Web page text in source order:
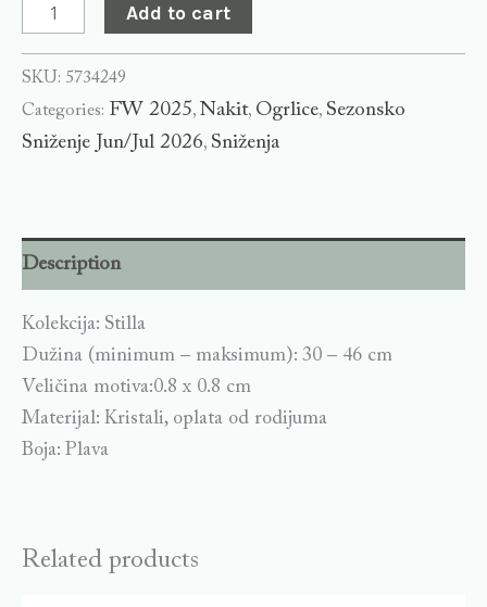
Add to cart
SKU: 5734249
Categories: FW 2025, Nakit, Ogrlice, Sezonsko
Sniženje Jun/Jul 2026, Sniženja
Description
Kolekcija: Stilla
Dužina (minimum – maksimum): 30 – 46 cm
Veličina motiva:0.8 x 0.8 cm
Materijal: Kristali, oplata od rodijuma
Boja: Plava
Related products